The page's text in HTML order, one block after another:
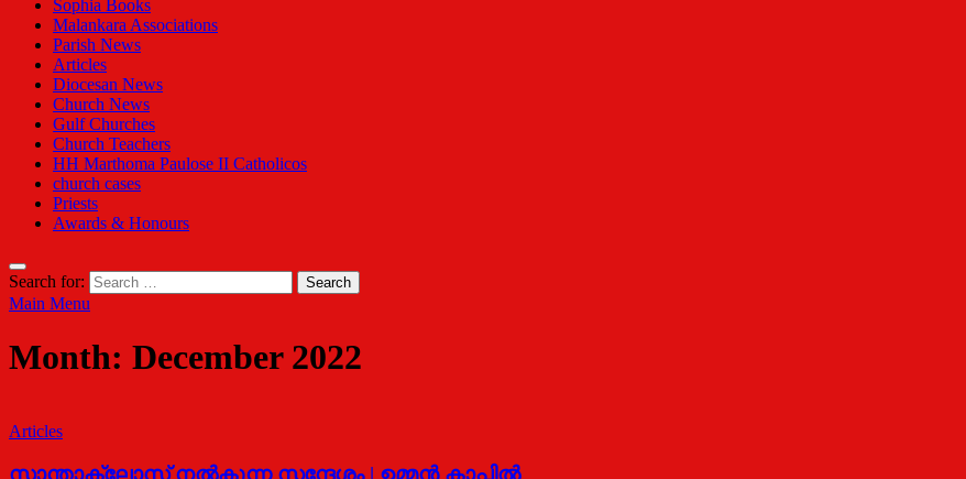
Sophia Books
Malankara Associations
Parish News
Articles
Diocesan News
Church News
Gulf Churches
Church Teachers
HH Marthoma Paulose II Catholicos
church cases
Priests
Awards & Honours
Search for:
Main Menu
Month: December 2022
Articles
സാന്താക്ലോസ് നൽകുന്ന സന്ദേശം | ഉമ്മൻ കാപ്പിൽ